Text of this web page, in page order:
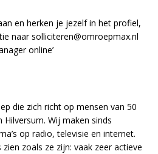
en herken je jezelf in het profiel,
naar solliciteren@omroepmax.nl
online’
die zich richt op mensen van 50
Wij maken sinds
op radio, televisie en internet.
zoals ze zijn: vaak zeer actieve